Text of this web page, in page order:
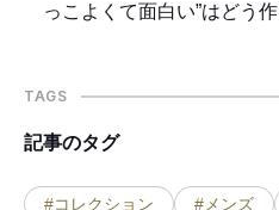
っこよくて面白い”はどう作
TAGS
記事のタグ
#コレクション #メンズ